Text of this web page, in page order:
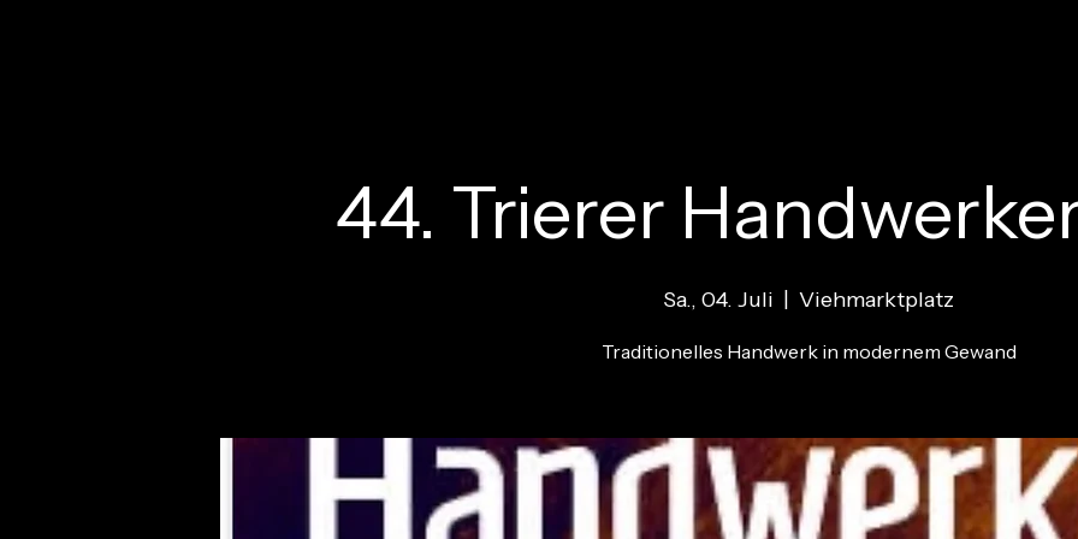
44. Trierer
Sa., 04. Juli Viehmarktplatz
Traditionelles Handwerk in modernem Gewand